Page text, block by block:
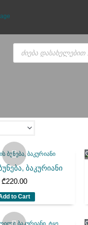
Products
search
ბაკურიანი
₾220.00
to Cart